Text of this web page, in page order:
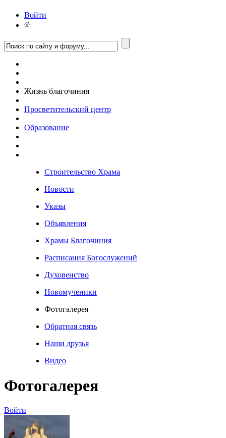
Войти
Жизнь благочиния
Просветительский центр
Образование
Строительство Храма
Новости
Указы
Объявления
Храмы Благочиния
Расписания Богослужений
Духовенство
Новомученики
Фотогалерея
Обратная связь
Наши друзья
Видео
Фотогалерея
Войти